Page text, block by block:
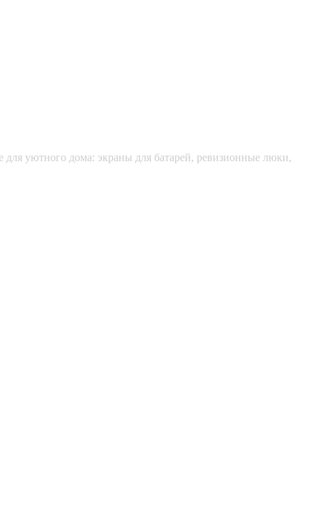
для уютного дома: экраны для батарей, ревизионные люки,